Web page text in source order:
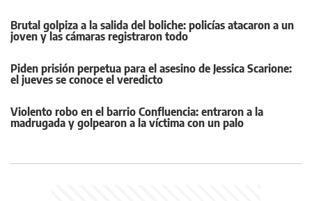
Brutal golpiza a la salida del boliche: policías atacaron a un
joven y las cámaras registraron todo
Piden prisión perpetua para el asesino de Jessica Scarione:
el jueves se conoce el veredicto
Violento robo en el barrio Confluencia: entraron a la
madrugada y golpearon a la víctima con un palo